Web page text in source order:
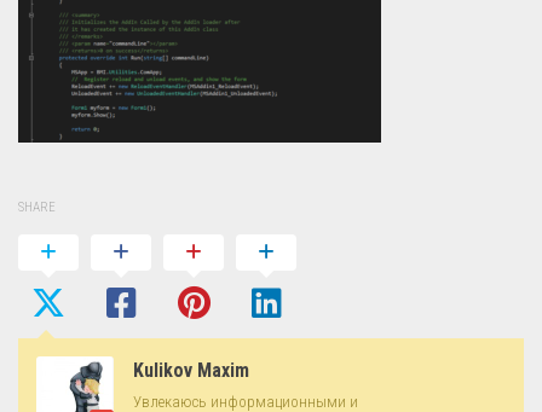
SHARE
Kulikov Maxim
Увлекаюсь информационными и